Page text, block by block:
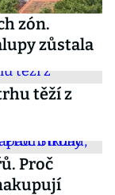
zón.
zůstala
těží z
Proč